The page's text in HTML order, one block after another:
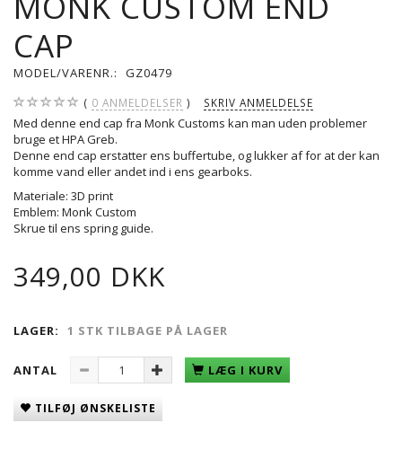
CAP
MODEL/VARENR.: GZ0479
0 ANMELDELSER SKRIV ANMELDELSE
Med denne end cap fra Monk Customs kan man uden problemer
bruge et HPA Greb.
Denne end cap erstatter ens buffertube, og lukker af for at der kan
komme vand eller andet ind i ens gearboks.
Materiale: 3D print
Emblem: Monk Custom
Skrue til ens spring guide.
349,00 DKK
LAGER: 1 STK TILBAGE PÅ LAGER
ANTAL LÆG I KURV
TILFØJ ØNSKELISTE